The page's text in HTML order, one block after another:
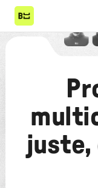
juste,